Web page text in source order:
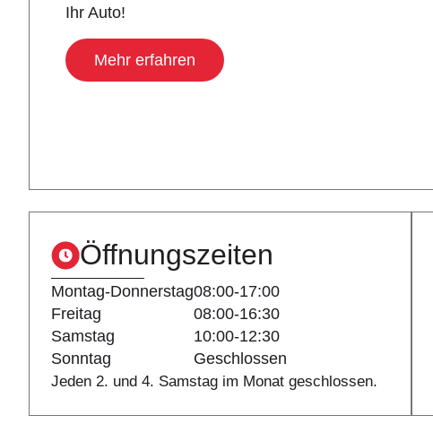
Ihr Auto!
Mehr erfahren
Öffnungszeiten
Montag-Donnerstag
Freitag
Samstag
Sonntag
08:00-17:00
08:00-16:30
10:00-12:30
Geschlossen
Jeden 2. und 4. Samstag im Monat geschlossen.